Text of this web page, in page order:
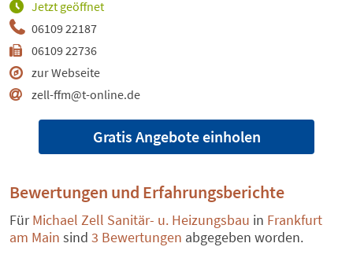
06109 22187
06109 22736
zur Webseite
zell-ffm@t-online.de
Jetzt geöffnet
Gratis Angebote einholen
Bewertungen und Erfahrungsberichte
FürMichael Zell Sanitär- u. Heizungsbau in Frankfurt
am Main sind 3 Bewertungen abgegeben worden.